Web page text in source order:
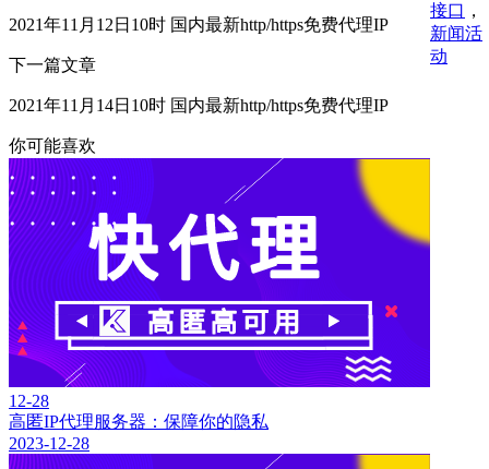
2021年11月12日10时 国内最新http/https免费代理IP
下一篇文章
2021年11月14日10时 国内最新http/https免费代理IP
你可能喜欢
12-28
高匿IP代理服务器：保障你的隐私
2023-12-28
接口 ，
新闻活
动